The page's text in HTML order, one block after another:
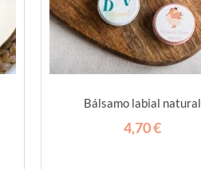
Bálsamo labial natural
4,70€